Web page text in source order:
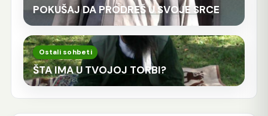
POKUŠAJ DA PRODREŠ U SVOJE SRCE
Ostali sohbeti
ŠTA IMA U TVOJOJ TORBI?